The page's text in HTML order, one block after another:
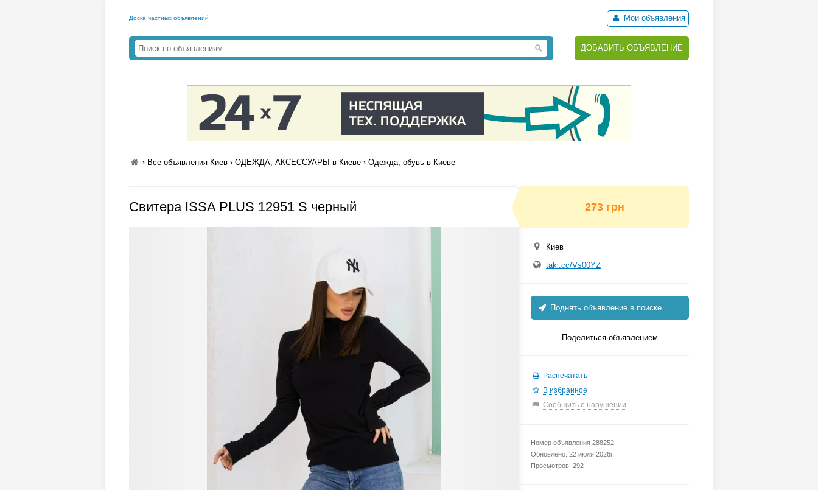
Доска частных объявлений Мои объявления
ДОБАВИТЬ ОБЪЯВЛЕНИЕ
› Все объявления Киев ›ОДЕЖДА, АКСЕССУАРЫ в Киеве ›Одежда, обувь в Киеве
Свитера ISSA PLUS 12951 S черный 273 грн
Киев
taki.cc/Vs00YZ
Поднять объявление в поиске
Поделиться объявлением
Распечатать
В избранное
Сообщить о нарушении
Номер объявления 288252
Обновлено: 22 июля 2026г.
Просмотров: 292